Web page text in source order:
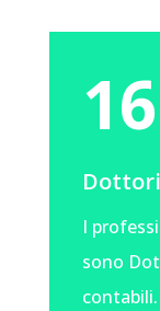
16
I
sono
contabili.